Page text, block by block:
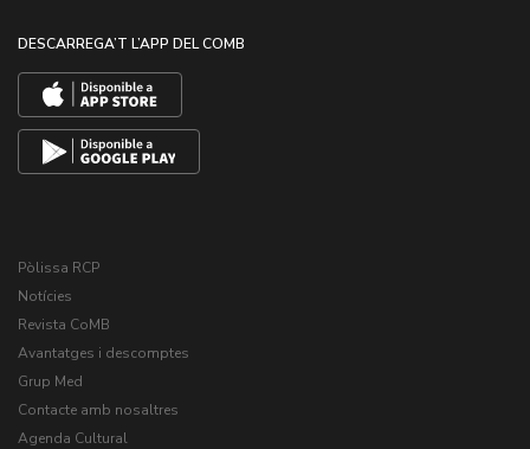
DESCARREGA’T L’APP DEL COMB
Pòlissa RCP
Notícies
Revista CoMB
Avantatges i descomptes
Grup Med
Contacte amb nosaltres
Agenda Cultural